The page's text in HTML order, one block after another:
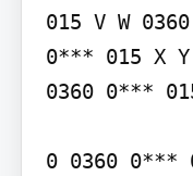
015 V W
0*** 015 X
0360 0***
0 0360 0***